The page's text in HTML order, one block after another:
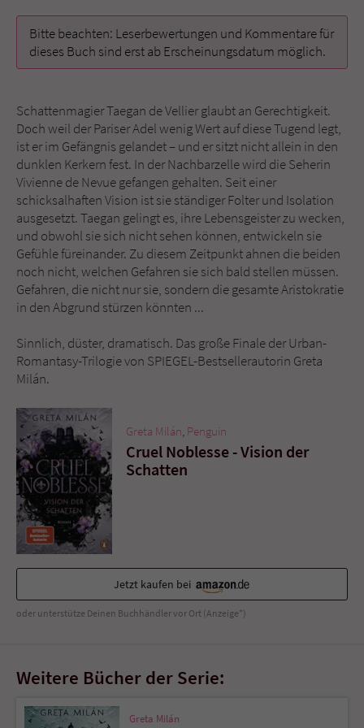
Bitte beachten: Leserbewertungen und Kommentare für
dieses Buch sind erst ab Erscheinungsdatum möglich.
Schattenmagier Taegan de Vellier glaubt an Gerechtigkeit.
Doch weil der Pariser Adel wenig Wert auf diese Tugend legt,
ist er im Gefängnis gelandet – und er sitzt nicht allein in den
dunklen Kerkern fest. In der Nachbarzelle wird die Seherin
Vivienne de Nevue gefangen gehalten. Seit einer
schicksalhaften Vision ist sie ständiger Folter und Isolation
ausgesetzt. Taegan gelingt es, ihre Lebensgeister zu wecken,
und obwohl sie sich nicht sehen können, entwickeln sie
Gefühle füreinander. Zu diesem Zeitpunkt ahnen die beiden
noch nicht, welchen Gefahren sie sich bald stellen müssen.
Gefahren, die nicht nur sie, sondern die gesamte Aristokratie
in den Abgrund stürzen könnten ...
Sinnlich, düster, dramatisch. Das große Finale der Urban-
Romantasy-Trilogie von SPIEGEL-Bestsellerautorin Greta
Milán.
Greta Milán, Penguin
Cruel Noblesse - Vision der
Schatten
Jetzt kaufen bei
oder unterstütze Deinen Buchhändler vor Ort (Anzeige*)
Weitere Bücher der Serie:
Greta Milán
Name tx_pwcomments_ahash
Laufzeit 1 Jahr
Zweck Cookie für Kommentare einzelner Buchtitel
Name fe_typo_user
Anbieter Literatur-Couch Medien GmbH & Co. KG
Laufzeit Session
Zweck
Dieses Cookie gewährleistet die
Benutzer. Es wird benötigt um z. B. den
Sicherheitscode des Kontaktformulars zu